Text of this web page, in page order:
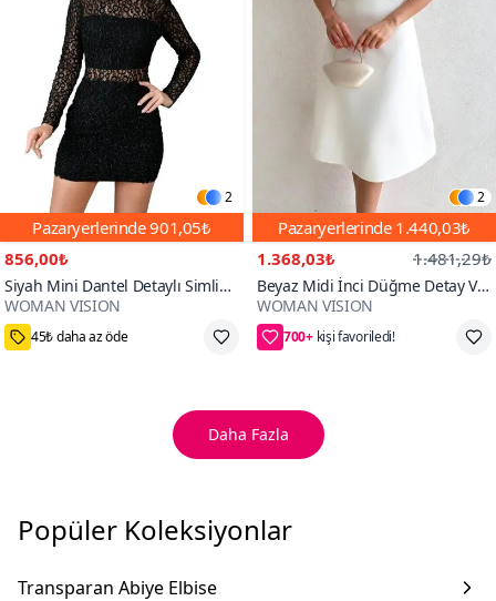
2
Pazaryerlerinde901,05₺
856,00₺
Siyah Mini Dantel Detaylı Simli
Ve Vatkalı Boğazlı Abiye Elbise
WOMAN VISION
L
2
Pazaryerlerinde 1.440,03₺
1.368,03₺
1.481,29₺
Beyaz Midi İnci Düğme Detay V
Yaka Atlas Kumaş Yarım Kollu
Abiye Elbise
WOMAN VISION
700+
72₺ daha az öde
Daha Fazla
Popüler Koleksiyonlar
Transparan Abiye Elbise